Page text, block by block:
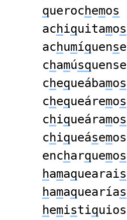
querochemos
achiquitamos
achumíquense
chamúsquense
chequeábamos
chequeáremos
chiqueáramos
chiqueásemos
encharquemos
hamaquearais
hamaquearías
hemistiquios